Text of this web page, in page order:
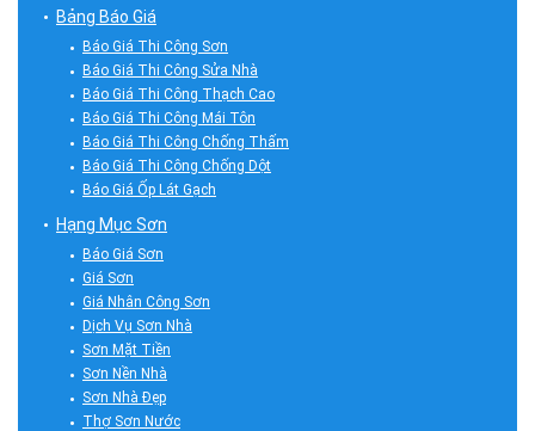
Bảng Báo Giá
Báo Giá Thi Công Sơn
Báo Giá Thi Công Sửa Nhà
Báo Giá Thi Công Thạch Cao
Báo Giá Thi Công Mái Tôn
Báo Giá Thi Công Chống Thấm
Báo Giá Thi Công Chống Dột
Báo Giá Ốp Lát Gạch
Hạng Mục Sơn
Báo Giá Sơn
Giá Sơn
Giá Nhân Công Sơn
Dịch Vụ Sơn Nhà
Sơn Mặt Tiền
Sơn Nền Nhà
Sơn Nhà Đẹp
Thợ Sơn Nước